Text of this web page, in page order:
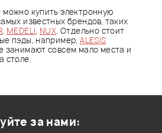
можно купить электронную
известных брендов, таких
, MEDELI, NUX. Отдельно стоит
пэды, например,ALESIS
занимают совсем мало места и
столе.
за нами: